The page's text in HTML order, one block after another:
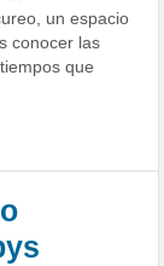
un espacio
conocer las
que